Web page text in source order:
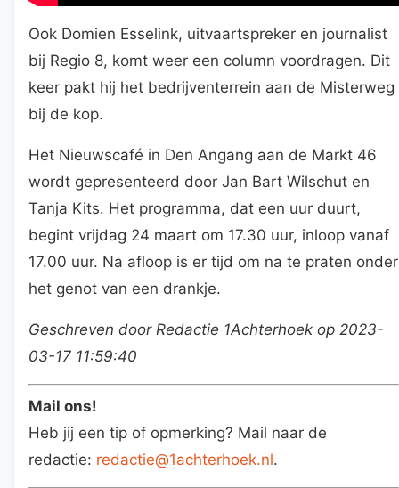
Ook Domien Esselink, uitvaartspreker en journalist
bij Regio 8, komt weer een column voordragen. Dit
keer pakt hij het bedrijventerrein aan de Misterweg
bij de kop.
Het Nieuwscafé in Den Angang aan de Markt 46
wordt gepresenteerd door Jan Bart Wilschut en
Tanja Kits. Het programma, dat een uur duurt,
begint vrijdag 24 maart om 17.30 uur, inloop vanaf
17.00 uur. Na afloop is er tijd om na te praten onder
het genot van een drankje.
Geschreven door Redactie 1Achterhoek op 2023-
03-17 11:59:40
Mail ons!
Heb jij een tip of opmerking? Mail naar de
redactie: redactie@1achterhoek.nl.